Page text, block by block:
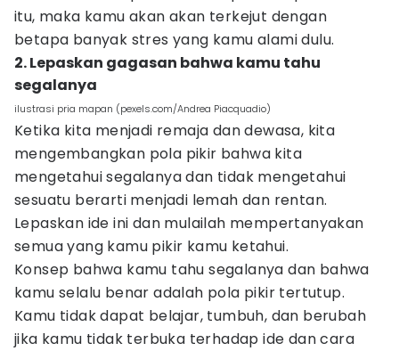
itu, maka kamu akan akan terkejut dengan
betapa banyak stres yang kamu alami dulu.
2. Lepaskan gagasan bahwa kamu tahu
segalanya
ilustrasi pria mapan (pexels.com/Andrea Piacquadio)
Ketika kita menjadi remaja dan dewasa, kita
mengembangkan pola pikir bahwa kita
mengetahui segalanya dan tidak mengetahui
sesuatu berarti menjadi lemah dan rentan.
Lepaskan ide ini dan mulailah mempertanyakan
semua yang kamu pikir kamu ketahui.
Konsep bahwa kamu tahu segalanya dan bahwa
kamu selalu benar adalah pola pikir tertutup.
Kamu tidak dapat belajar, tumbuh, dan berubah
jika kamu tidak terbuka terhadap ide dan cara